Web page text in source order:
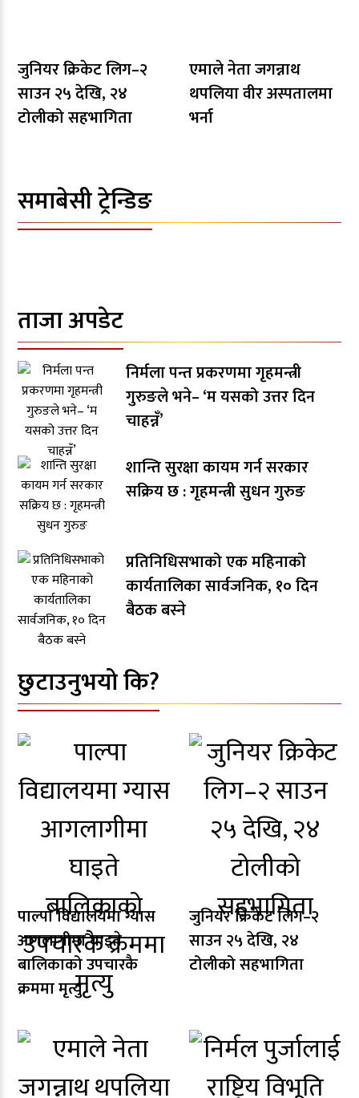
जुनियर क्रिकेट लिग–२
साउन २५ देखि, २४
टोलीको सहभागिता
एमाले नेता जगन्नाथ
थपलिया वीर अस्पतालमा
भर्ना
समाबेसी ट्रेन्डिङ
ताजा अपडेट
निर्मला पन्त प्रकरणमा गृहमन्त्री
गुरुङले भने– ‘म यसको उत्तर दिन
चाहन्नँ’
शान्ति सुरक्षा कायम गर्न सरकार
सक्रिय छ : गृहमन्त्री सुधन गुरुङ
प्रतिनिधिसभाको एक महिनाको
कार्यतालिका सार्वजनिक, १० दिन
बैठक बस्ने
छुटाउनुभयो कि?
पाल्पा विद्यालयमा ग्यास
आगलागीमा घाइते
बालिकाको उपचारकै
क्रममा मृत्यु
जुनियर क्रिकेट लिग–२
साउन २५ देखि, २४
टोलीको सहभागिता